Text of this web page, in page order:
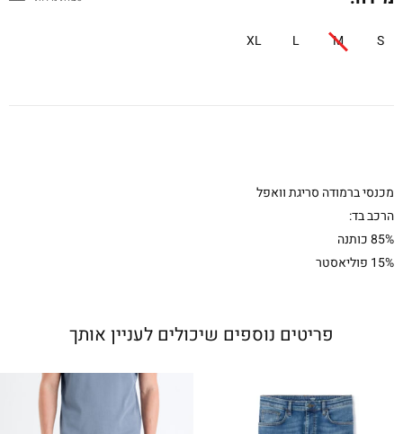
S
M
L
XL
מכנסי ברמודה סריגת וואפל
הרכב בד:
85% כותנה
15% פוליאסטר
פריטים נוספים שיכולים לעניין אותך